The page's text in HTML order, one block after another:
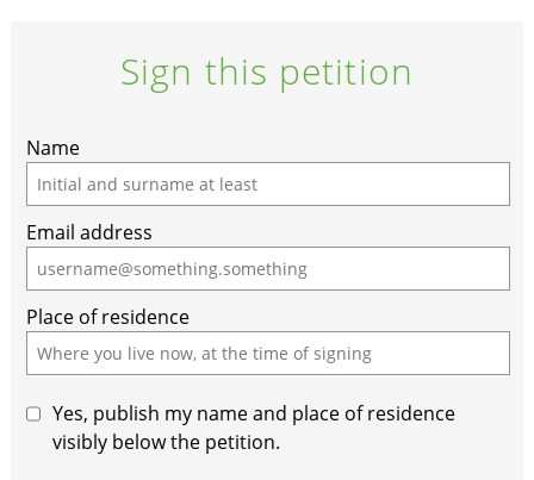
Sign this petition
Name
Email address
Place of residence
Yes, publish my name and place of residence
visibly below the petition.